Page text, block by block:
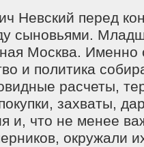
Невский перед
сыновьями.
Москва. Именно
и политика
расчеты,
захваты,
и, что не менее
окружали